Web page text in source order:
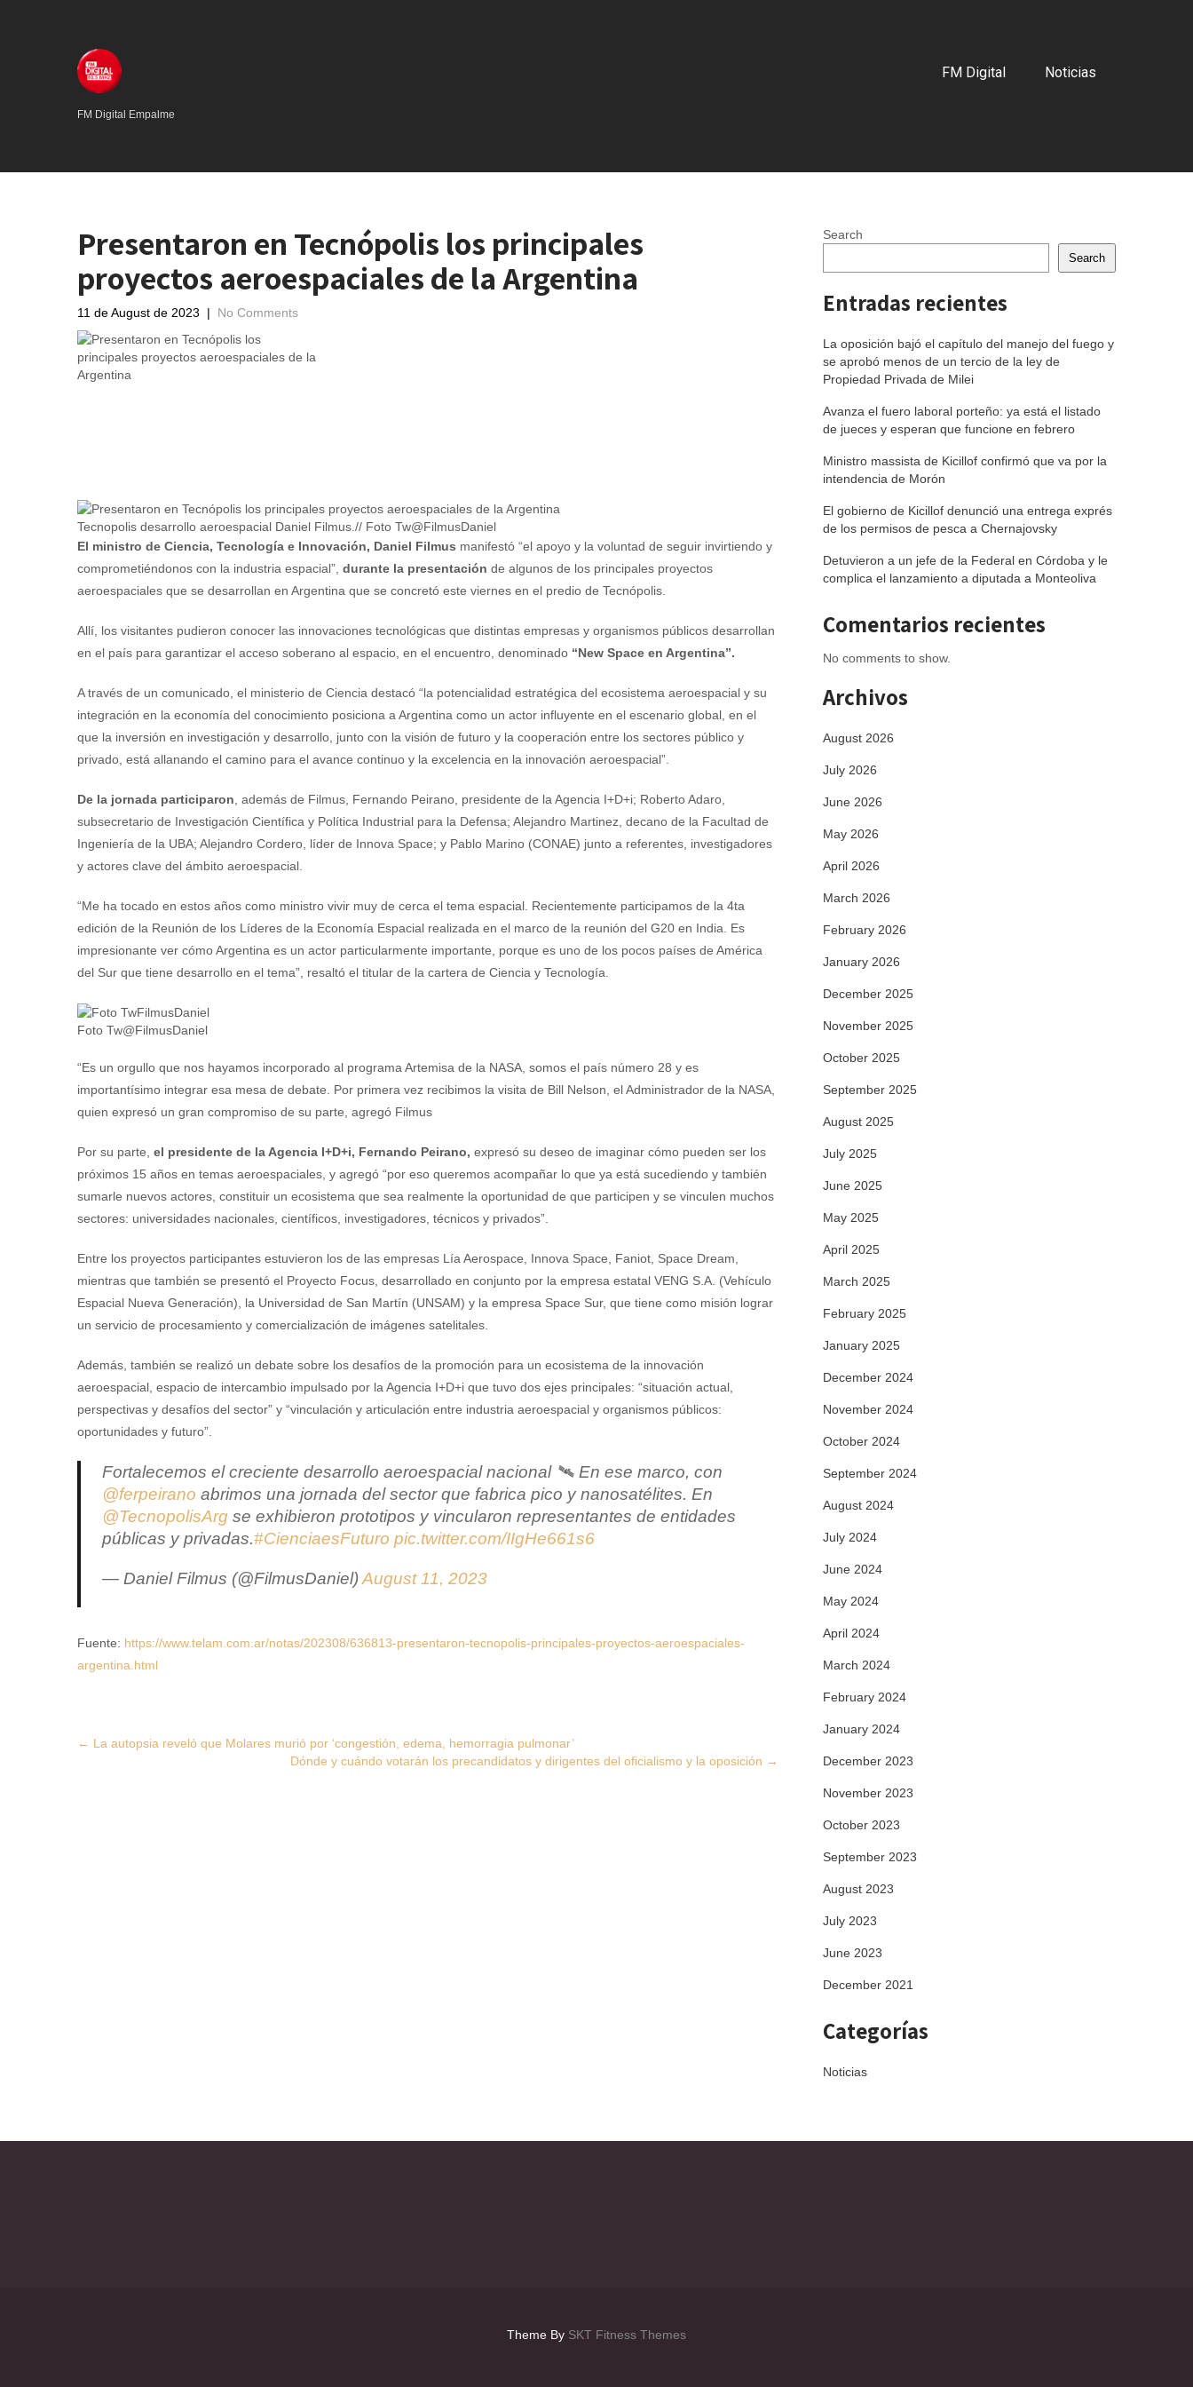
FM Digital Empalme
FM Digital Noticias
Presentaron en Tecnópolis los principales
proyectos aeroespaciales de la Argentina
11 de August de 2023 | No Comments
Tecnopolis desarrollo aeroespacial Daniel Filmus.// Foto Tw@FilmusDaniel
El ministro de Ciencia, Tecnología e Innovación, Daniel Filmus manifestó “el apoyo y la voluntad de seguir invirtiendo y
comprometiéndonos con la industria espacial”, durante la presentación de algunos de los principales proyectos
aeroespaciales que se desarrollan en Argentina que se concretó este viernes en el predio de Tecnópolis.
Allí, los visitantes pudieron conocer las innovaciones tecnológicas que distintas empresas y organismos públicos desarrollan
en el país para garantizar el acceso soberano al espacio, en el encuentro, denominado “New Space en Argentina”.
A través de un comunicado, el ministerio de Ciencia destacó “la potencialidad estratégica del ecosistema aeroespacial y su
integración en la economía del conocimiento posiciona a Argentina como un actor influyente en el escenario global, en el
que la inversión en investigación y desarrollo, junto con la visión de futuro y la cooperación entre los sectores público y
privado, está allanando el camino para el avance continuo y la excelencia en la innovación aeroespacial”.
De la jornada participaron, además de Filmus, Fernando Peirano, presidente de la Agencia I+D+i; Roberto Adaro,
subsecretario de Investigación Científica y Política Industrial para la Defensa; Alejandro Martinez, decano de la Facultad de
Ingeniería de la UBA; Alejandro Cordero, líder de Innova Space; y Pablo Marino (CONAE) junto a referentes, investigadores
y actores clave del ámbito aeroespacial.
“Me ha tocado en estos años como ministro vivir muy de cerca el tema espacial. Recientemente participamos de la 4ta
edición de la Reunión de los Líderes de la Economía Espacial realizada en el marco de la reunión del G20 en India. Es
impresionante ver cómo Argentina es un actor particularmente importante, porque es uno de los pocos países de América
del Sur que tiene desarrollo en el tema”, resaltó el titular de la cartera de Ciencia y Tecnología.
Foto Tw@FilmusDaniel
“Es un orgullo que nos hayamos incorporado al programa Artemisa de la NASA, somos el país número 28 y es
importantísimo integrar esa mesa de debate. Por primera vez recibimos la visita de Bill Nelson, el Administrador de la NASA,
quien expresó un gran compromiso de su parte, agregó Filmus
Por su parte, el presidente de la Agencia I+D+i, Fernando Peirano, expresó su deseo de imaginar cómo pueden ser los
próximos 15 años en temas aeroespaciales, y agregó “por eso queremos acompañar lo que ya está sucediendo y también
sumarle nuevos actores, constituir un ecosistema que sea realmente la oportunidad de que participen y se vinculen muchos
sectores: universidades nacionales, científicos, investigadores, técnicos y privados”.
Entre los proyectos participantes estuvieron los de las empresas Lía Aerospace, Innova Space, Faniot, Space Dream,
mientras que también se presentó el Proyecto Focus, desarrollado en conjunto por la empresa estatal VENG S.A. (Vehículo
Espacial Nueva Generación), la Universidad de San Martín (UNSAM) y la empresa Space Sur, que tiene como misión lograr
un servicio de procesamiento y comercialización de imágenes satelitales.
Además, también se realizó un debate sobre los desafíos de la promoción para un ecosistema de la innovación
aeroespacial, espacio de intercambio impulsado por la Agencia I+D+i que tuvo dos ejes principales: “situación actual,
perspectivas y desafíos del sector” y “vinculación y articulación entre industria aeroespacial y organismos públicos:
oportunidades y futuro”.
Fortalecemos el creciente desarrollo aeroespacial nacional 🛰️ En ese marco, con
@ferpeirano abrimos una jornada del sector que fabrica pico y nanosatélites. En
@TecnopolisArg se exhibieron prototipos y vincularon representantes de entidades
públicas y privadas.#CienciaesFuturo pic.twitter.com/IIgHe661s6
— Daniel Filmus (@FilmusDaniel)August 11, 2023
Fuente: https://www.telam.com.ar/notas/202308/636813-presentaron-tecnopolis-principales-proyectos-aeroespaciales-
argentina.html
Post
← La autopsia reveló que Molares murió por ‘congestión, edema, hemorragia pulmonar’
Dónde y cuándo votarán los precandidatos y dirigentes del oficialismo y la oposición →
Search
Search
Entradas recientes
La oposición bajó el capítulo del manejo del fuego y
se aprobó menos de un tercio de la ley de
Propiedad Privada de Milei
Avanza el fuero laboral porteño: ya está el listado
de jueces y esperan que funcione en febrero
Ministro massista de Kicillof confirmó que va por la
intendencia de Morón
El gobierno de Kicillof denunció una entrega exprés
de los permisos de pesca a Chernajovsky
Detuvieron a un jefe de la Federal en Córdoba y le
complica el lanzamiento a diputada a Monteoliva
Comentarios recientes
No comments to show.
Archivos
August 2026
July 2026
June 2026
May 2026
April 2026
March 2026
February 2026
January 2026
December 2025
November 2025
October 2025
September 2025
August 2025
July 2025
June 2025
May 2025
April 2025
March 2025
February 2025
January 2025
December 2024
November 2024
October 2024
September 2024
August 2024
July 2024
June 2024
May 2024
April 2024
March 2024
February 2024
January 2024
December 2023
November 2023
October 2023
September 2023
August 2023
July 2023
June 2023
December 2021
Categorías
Noticias
Theme By SKT Fitness Themes